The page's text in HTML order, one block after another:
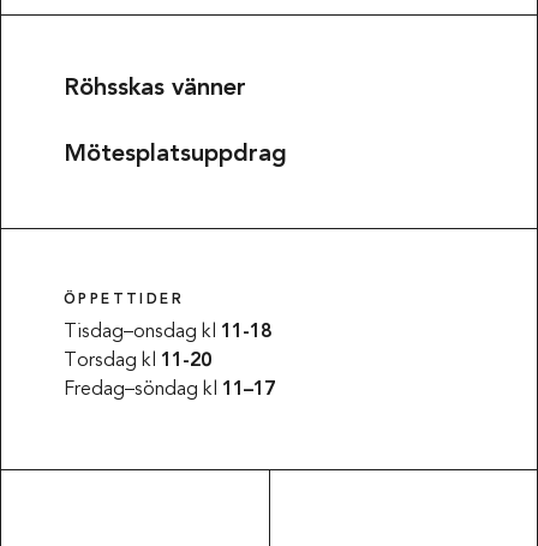
Röhsskas vänner
Mötesplatsuppdrag
ÖPPETTIDER
Tisdag–onsdag kl 11-18
Torsdag kl 11-20
Fredag–söndag kl 11–17